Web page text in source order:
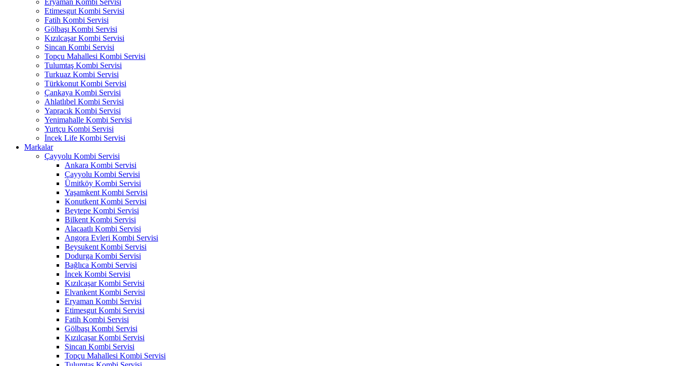
Eryaman Kombi Servisi
Etimesgut Kombi Servisi
Fatih Kombi Servisi
Gölbaşı Kombi Servisi
Kızılcaşar Kombi Servisi
Sincan Kombi Servisi
Topçu Mahallesi Kombi Servisi
Tulumtaş Kombi Servisi
Turkuaz Kombi Servisi
Türkkonut Kombi Servisi
Çankaya Kombi Servisi
Ahlatlıbel Kombi Servisi
Yapracık Kombi Servisi
Yenimahalle Kombi Servisi
Yurtçu Kombi Servisi
İncek Life Kombi Servisi
Markalar
Çayyolu Kombi Servisi
Ankara Kombi Servisi
Çayyolu Kombi Servisi
Ümitköy Kombi Servisi
Yaşamkent Kombi Servisi
Konutkent Kombi Servisi
Beytepe Kombi Servisi
Bilkent Kombi Servisi
Alacaatlı Kombi Servisi
Angora Evleri Kombi Servisi
Beysukent Kombi Servisi
Dodurga Kombi Servisi
Bağlıca Kombi Servisi
İncek Kombi Servisi
Kızılcaşar Kombi Servisi
Elvankent Kombi Servisi
Eryaman Kombi Servisi
Etimesgut Kombi Servisi
Fatih Kombi Servisi
Gölbaşı Kombi Servisi
Kızılcaşar Kombi Servisi
Sincan Kombi Servisi
Topçu Mahallesi Kombi Servisi